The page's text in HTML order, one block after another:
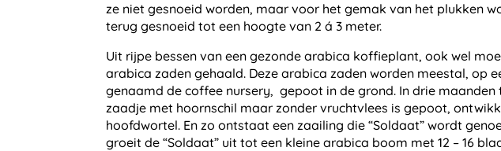
ze niet gesnoeid worden, maar voor het gemak van het plukken
terug gesnoeid tot een hoogte van 2 á 3 meter.
Uit rijpe bessen van een gezonde arabica koffieplant, ook wel
arabica zaden gehaald. Deze arabica zaden worden meestal, op
genaamd de coffee nursery, gepoot in de grond. In drie
zaadje met hoornschil maar zonder vruchtvlees is gepoot,
hoofdwortel. En zo ontstaat een zaailing die “Soldaat” wordt
groeit de “Soldaat” uit tot een kleine arabica boom met 12 – 16